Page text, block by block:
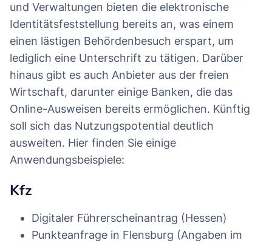
und Verwaltungen bieten die elektronische
Identitätsfeststellung bereits an, was einem
einen lästigen Behördenbesuch erspart, um
lediglich eine Unterschrift zu tätigen. Darüber
hinaus gibt es auch Anbieter aus der freien
Wirtschaft, darunter einige Banken, die das
Online-Ausweisen bereits ermöglichen. Künftig
soll sich das Nutzungspotential deutlich
ausweiten. Hier finden Sie einige
Anwendungsbeispiele:
Kfz
Digitaler Führerscheinantrag (Hessen)
Punkteanfrage in Flensburg (Angaben im